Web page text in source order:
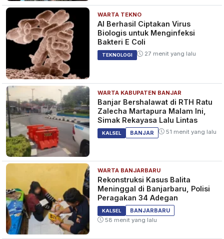
WARTA TEKNO
AI Berhasil Ciptakan Virus
Biologis untuk Menginfeksi
Bakteri E Coli
TEKNOLOGI 27 menit yang lalu
WARTA KABUPATEN BANJAR
Banjar Bershalawat di RTH Ratu
Zalecha Martapura Malam Ini,
Simak Rekayasa Lalu Lintas
KALSEL BANJAR 51 menit yang lalu
WARTA BANJARBARU
Rekonstruksi Kasus Balita
Meninggal di Banjarbaru, Polisi
Peragakan 34 Adegan
KALSEL
BANJARBARU
58 menit yang lalu